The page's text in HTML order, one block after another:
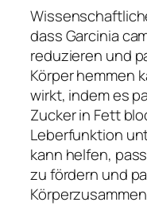
dass Garcinia
reduzieren und
Körper hemmen
wirkt, indem es
Zucker in Fett
Leberfunktion
kann helfen,
zu fördern und